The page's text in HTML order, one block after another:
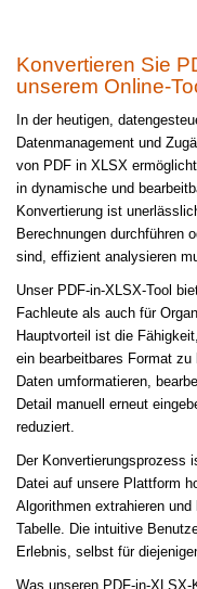
Konvertieren Sie
unserem Online-
In der heutigen,
Datenmanagement und
von PDF in XLSX
in dynamische und
Konvertierung ist
Berechnungen durchführen
sind, effizient analysieren
Unser PDF-in-XLSX-Tool
Fachleute als auch für
Hauptvorteil ist die
ein bearbeitbares Format
Daten umformatieren,
Detail manuell erneut
reduziert.
Der Konvertierungsprozess
Datei auf unsere Plattform
Algorithmen extrahieren
Tabelle. Die intuitive
Erlebnis, selbst für
Was unseren PDF-in-